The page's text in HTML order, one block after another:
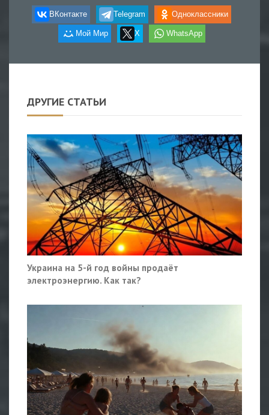
ВКонтакте Telegram Одноклассники
Мой Мир X WhatsApp
ДРУГИЕ СТАТЬИ
Украина на 5-й год войны продаёт
электроэнергию. Как так?